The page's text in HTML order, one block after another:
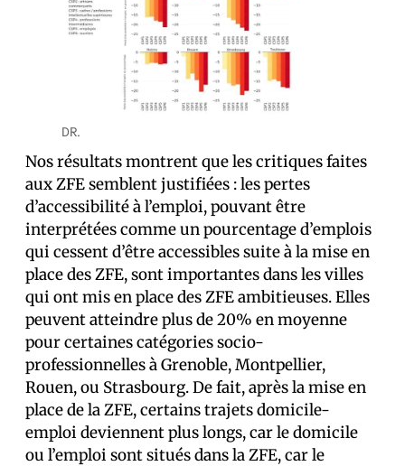
DR.
Nos résultats montrent que les critiques faites
aux ZFE semblent justifiées : les pertes
d’accessibilité à l’emploi, pouvant être
interprétées comme un pourcentage d’emplois
qui cessent d’être accessibles suite à la mise en
place des ZFE, sont importantes dans les villes
qui ont mis en place des ZFE ambitieuses. Elles
peuvent atteindre plus de 20% en moyenne
pour certaines catégories socio-
professionnelles à Grenoble, Montpellier,
Rouen, ou Strasbourg. De fait, après la mise en
place de la ZFE, certains trajets domicile-
emploi deviennent plus longs, car le domicile
ou l’emploi sont situés dans la ZFE, car le